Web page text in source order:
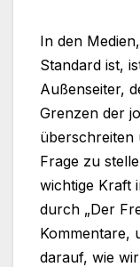
In den
Standard ist,
Außenseiter,
Grenzen der
überschreiten
Frage zu
wichtige Kraft
durch „Der
Kommentare,
darauf, wie